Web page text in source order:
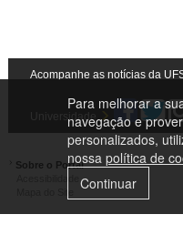
Para melhorar a
navegação e
personalizados,
nossa política de
Continuar
Acompanhe as notícias da
Universidade
Sobre o Portal